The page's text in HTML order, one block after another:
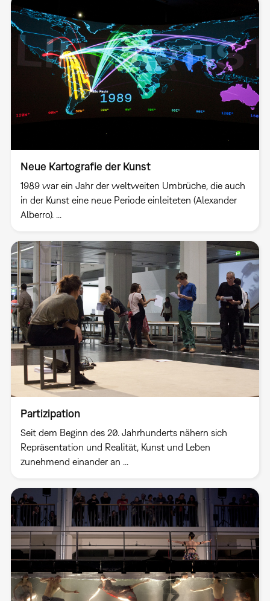
Neue Kartografie der Kunst
1989 war ein Jahr der weltweiten Umbrüche, die auch
in der Kunst eine neue Periode einleiteten (Alexander
Alberro). ...
Partizipation
Seit dem Beginn des 20. Jahrhunderts nähern sich
Repräsentation und Realität, Kunst und Leben
zunehmend einander an ...